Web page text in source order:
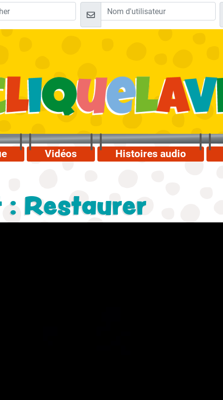
Vidéos Histoires audio
: Restaurer